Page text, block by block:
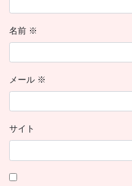
名前 ※
メール ※
サイト